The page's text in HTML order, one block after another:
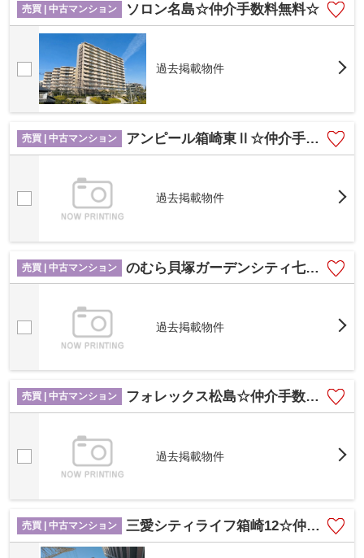
売買 | 中古マンション ソロン名島☆仲介手数料無料☆
過去掲載物件
売買 | 中古マンション アンピール箱崎東Ⅱ☆仲介手数料無料☆
過去掲載物件
売買 | 中古マンション のむら貝塚ガーデンシティ七番館☆仲介手数料無料☆
過去掲載物件
売買 | 中古マンション フォレックス松島☆仲介手数料無料☆
過去掲載物件
売買 | 中古マンション 三愛シティライフ箱崎12☆仲介手数料無料☆